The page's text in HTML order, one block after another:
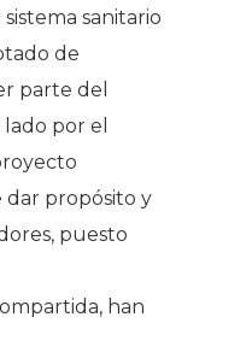
sanitario
de
parte del
por el
dar propósito y
puesto
han